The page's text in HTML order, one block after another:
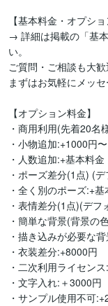
【基本料金・オプショ
→ 詳細は掲載の「基
い。
ご質問・ご相談も大歓
まずはお気軽にメッ
【オプション料金】
・商用利用(先着20名
・小物追加:+1000円〜
・人数追加:+基本料金
・ポーズ差分(1点) (
・全く別のポーズ:+基
・表情差分(1点)(デ
・簡単な背景(背景の
・描き込みが必要な
・衣装差分:+8000円
・二次利用ライセン
・文字入れ:＋3000円
・サンプル使用不可